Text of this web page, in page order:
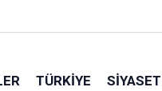
TÜRKIYE SIYASET